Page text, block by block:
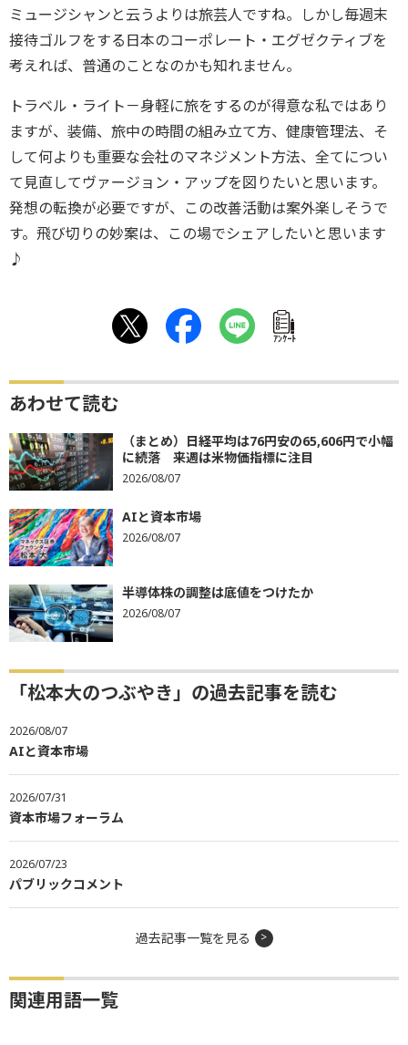
ミュージシャンと云うよりは旅芸人ですね。しかし毎週末
接待ゴルフをする日本のコーポレート・エグゼクティブを
考えれば、普通のことなのかも知れません。
トラベル・ライト－身軽に旅をするのが得意な私ではあり
ますが、装備、旅中の時間の組み立て方、健康管理法、そ
して何よりも重要な会社のマネジメント方法、全てについ
て見直してヴァージョン・アップを図りたいと思います。
発想の転換が必要ですが、この改善活動は案外楽しそうで
す。飛び切りの妙案は、この場でシェアしたいと思います
♪
ｱﾝｹｰﾄ
あわせて読む
（まとめ）日経平均は76円安の65,606円で小幅
に続落 来週は米物価指標に注目
2026/08/07
AIと資本市場
2026/08/07
半導体株の調整は底値をつけたか
2026/08/07
「松本大のつぶやき」の過去記事を読む
2026/08/07
AIと資本市場
2026/07/31
資本市場フォーラム
2026/07/23
パブリックコメント
過去記事一覧を見る
関連用語一覧